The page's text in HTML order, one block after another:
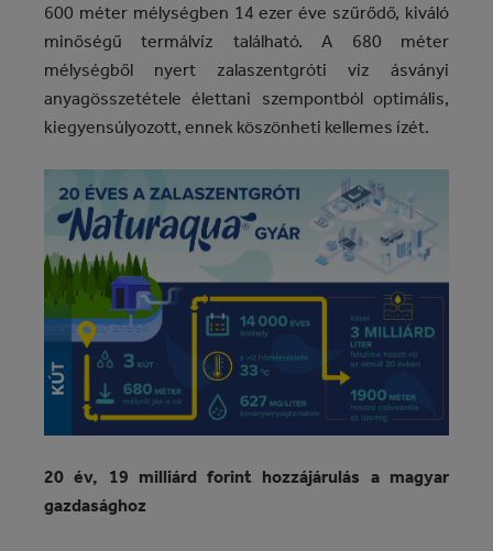
600 méter mélységben 14 ezer éve szűrődő, kiváló
minőségű termálvíz található. A 680 méter
mélységből nyert zalaszentgróti víz ásványi
anyagösszetétele élettani szempontból optimális,
kiegyensúlyozott, ennek köszönheti kellemes ízét.
20 év, 19 milliárd forint hozzájárulás a magyar
gazdasághoz